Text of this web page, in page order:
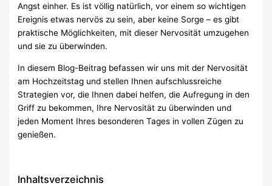
Angst einher. Es ist völlig natürlich, vor einem so wichtigen
Ereignis etwas nervös zu sein, aber keine Sorge – es gibt
praktische Möglichkeiten, mit dieser Nervosität umzugehen
und sie zu überwinden.
In diesem Blog-Beitrag befassen wir uns mit der Nervosität
am Hochzeitstag und stellen Ihnen aufschlussreiche
Strategien vor, die Ihnen dabei helfen, die Aufregung in den
Griff zu bekommen, Ihre Nervosität zu überwinden und
jeden Moment Ihres besonderen Tages in vollen Zügen zu
genießen.
Inhaltsverzeichnis